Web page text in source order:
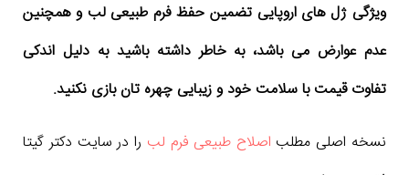
ویژگی ژل های اروپایی تضمین حفظ فرم طبیعی لب و همچنین
عدم عوارض می باشد، به خاطر داشته باشید به دلیل اندکی
تفاوت قیمت با سلامت خود و زیبایی چهره تان بازی نکنید.
نسخه اصلی مطلب اصلاح طبیعی فرم لب را در سایت دکتر گیتا